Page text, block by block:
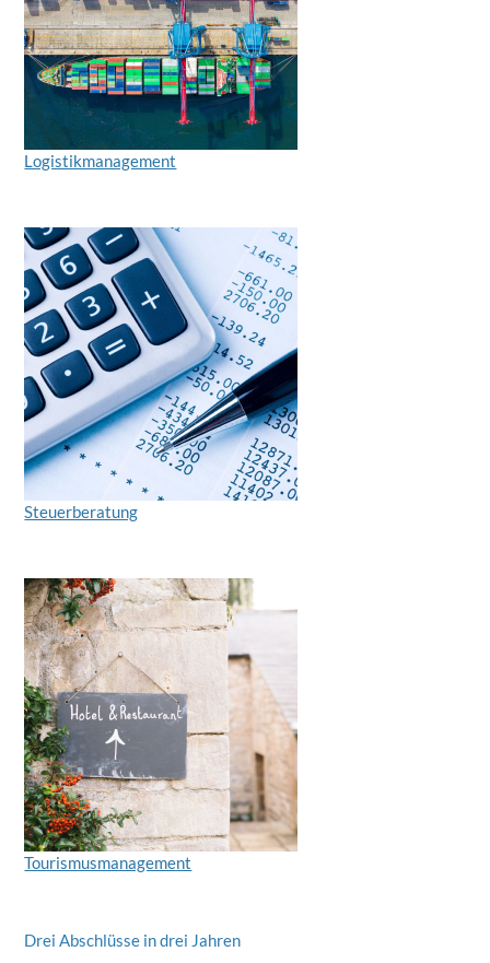
Logistikmanagement
Steuerberatung
Tourismusmanagement
Drei Abschlüsse in drei Jahren